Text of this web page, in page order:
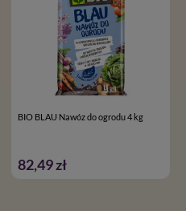
BIO BLAU Nawóz do ogrodu 4 kg
82,49 zł